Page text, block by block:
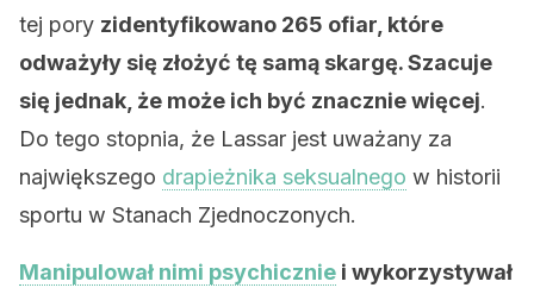
tej pory zidentyfikowano 265 ofiar, które
odważyły się złożyć tę samą skargę. Szacuje
się jednak, że może ich być znacznie więcej.
Do tego stopnia, że Lassar jest uważany za
największego drapieżnika seksualnego w historii
sportu w Stanach Zjednoczonych.
Manipulował nimi psychicznie i wykorzystywał